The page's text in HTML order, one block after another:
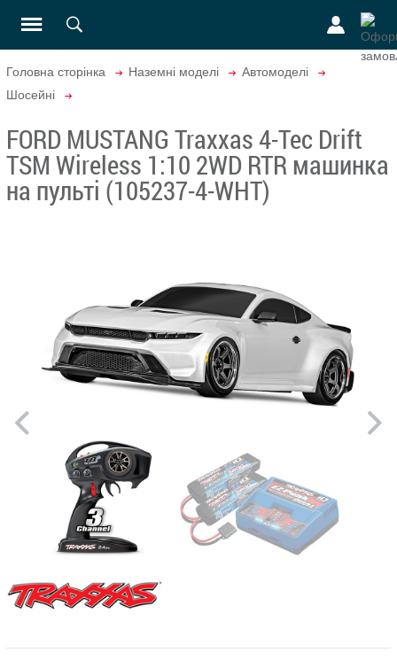
Головна сторінка Наземні моделі
Автомоделі
Шосейні
FORD MUSTANG Traxxas 4-Tec Drift
TSM Wireless 1:10 2WD RTR машинка
на пульті (105237-4-WHT)